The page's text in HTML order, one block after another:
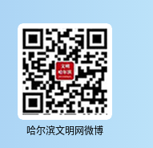
哈尔滨文明网微博